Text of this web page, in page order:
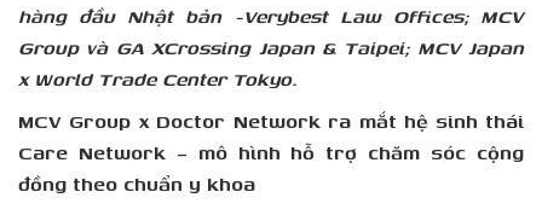
hàng đầu Nhật bản -Verybest Law Offices; MCV
Group và GA XCrossing Japan & Taipei; MCV Japan
x World Trade Center Tokyo.
MCV Group x Doctor Network ra mắt hệ sinh thái
Care Network – mô hình hỗ trợ chăm sóc cộng
đồng theo chuẩn y khoa